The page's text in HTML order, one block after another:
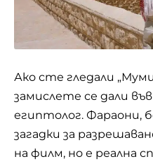
Ако сте гледали
замислете се дали
египтолог. Фараони,
загадки за
на филм, но е реална